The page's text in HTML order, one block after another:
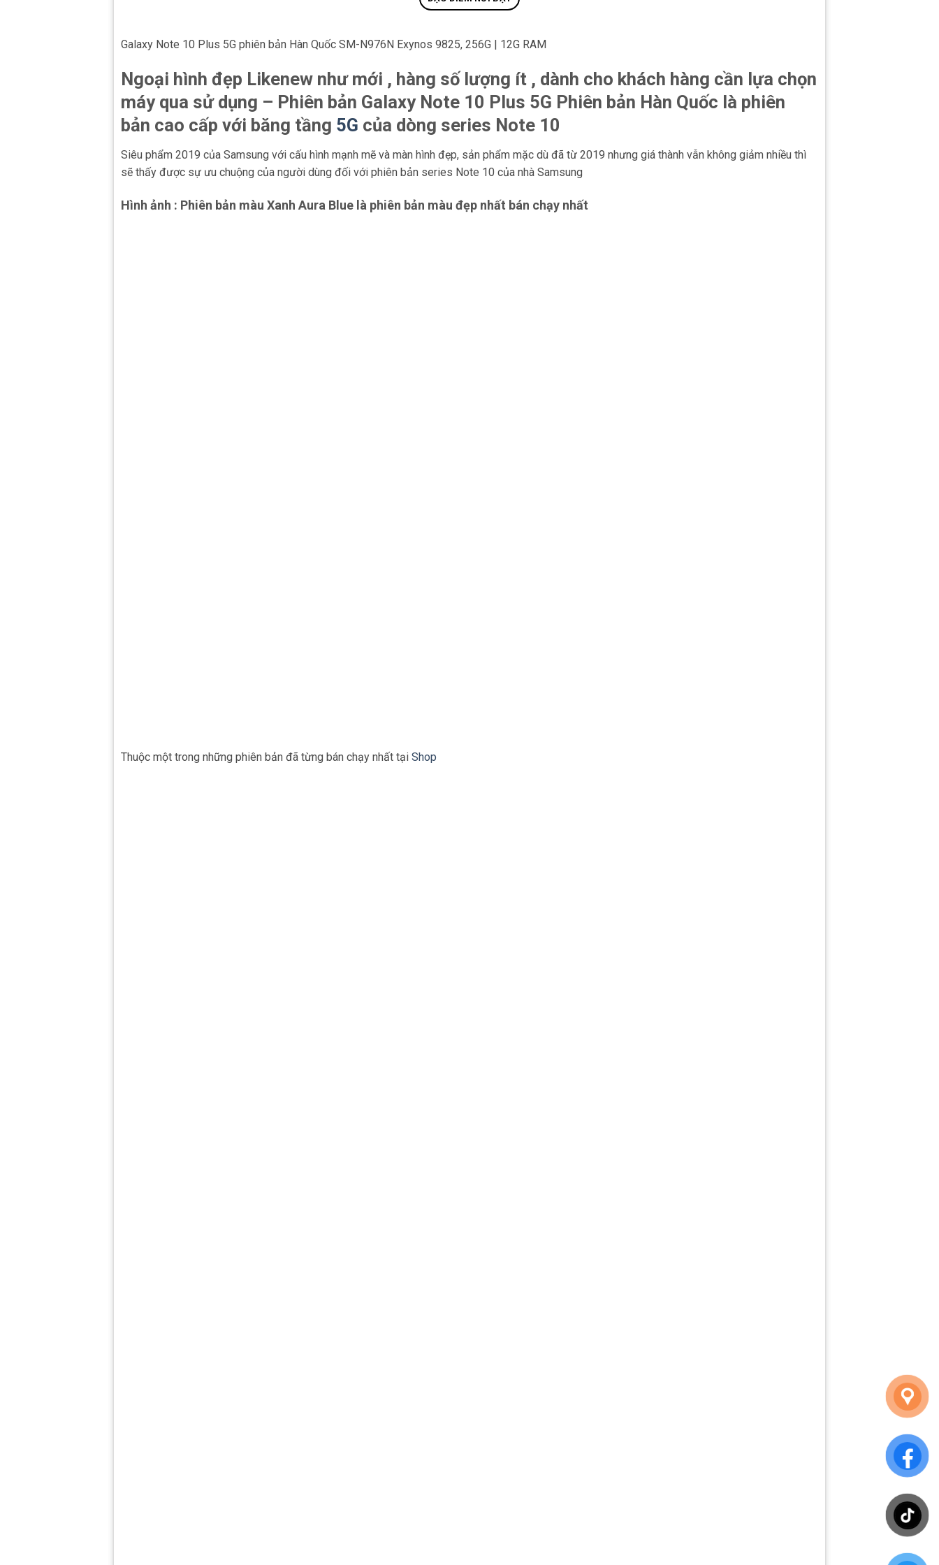
Galaxy Note 10 Plus 5G phiên bản Hàn Quốc SM-N976N Exynos 9825, 256G | 12G RAM
Ngoại hình đẹp Likenew như mới , hàng số lượng ít , dành cho khách hàng cần lựa chọn
máy qua sử dụng – Phiên bản Galaxy Note 10 Plus 5G Phiên bản Hàn Quốc là phiên
bản cao cấp với băng tầng 5G của dòng series Note 10
Siêu phẩm 2019 của Samsung với cấu hình mạnh mẽ và màn hình đẹp, sản phẩm mặc dù đã từ 2019 nhưng giá thành vẫn không giảm nhiều thì
sẽ thấy được sự ưu chuộng của người dùng đối với phiên bản series Note 10 của nhà Samsung
Hình ảnh : Phiên bản màu Xanh Aura Blue là phiên bản màu đẹp nhất bán chạy nhất
Thuộc một trong những phiên bản đã từng bán chạy nhất tại Shop